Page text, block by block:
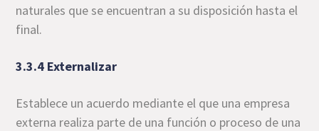
naturales que se encuentran a su disposición hasta el
final.
3.3.4 Externalizar
Establece un acuerdo mediante el que una empresa
externa realiza parte de una función o proceso de una